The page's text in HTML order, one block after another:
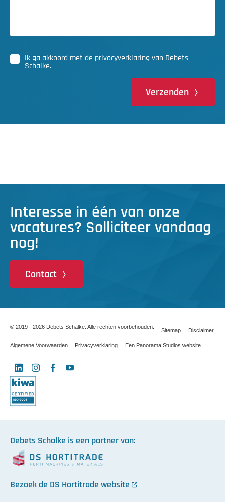
Ik ga akkoord met de privacyverklaring van Debets
Schalke.
Verzenden
Interesse in één van onze
vacatures? Solliciteer vandaag
nog!
Contact
© 2019 - 2026 Debets Schalke. Alle rechten voorbehouden.
Sitemap Disclaimer
Algemene Voorwaarden Privacyverklaring Een Panorama Studios website
LinkedInInstagramFacebookYouTube
Debets Schalke is een partner van:
Bezoek de DS Hortitrade website